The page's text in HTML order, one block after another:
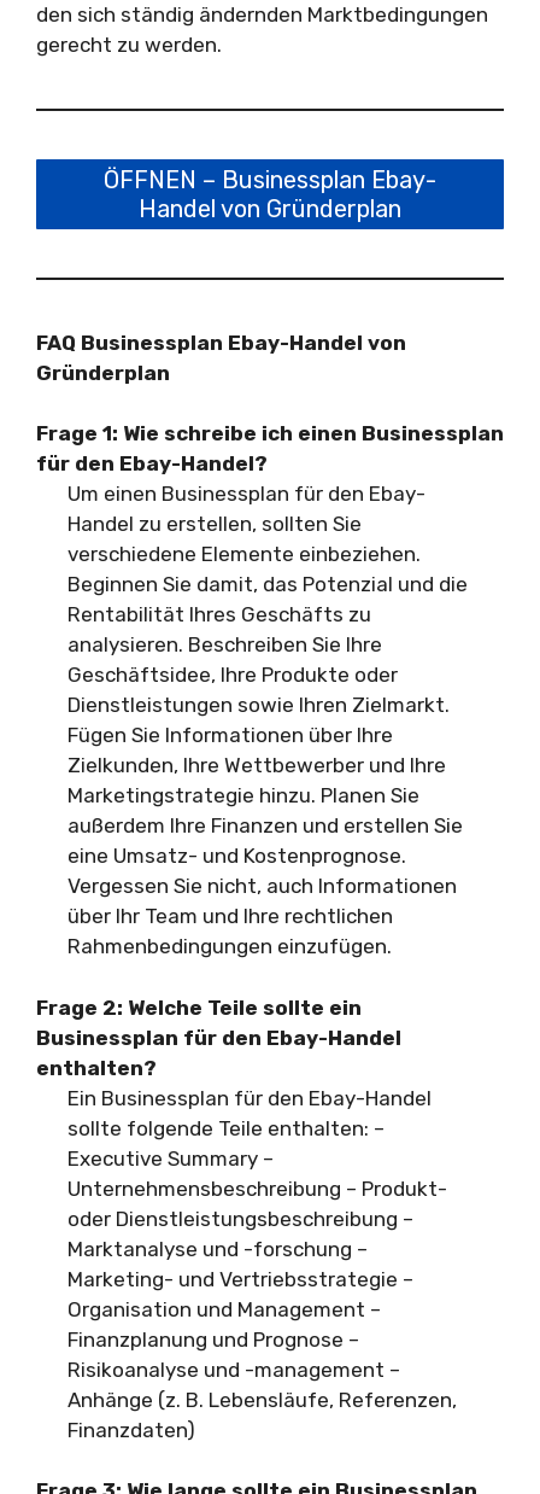
den sich ständig ändernden Marktbedingungen
gerecht zu werden.
ÖFFNEN – Businessplan Ebay-
Handel von Gründerplan
FAQ Businessplan Ebay-Handel von
Gründerplan
Frage 1: Wie schreibe ich einen Businessplan
für den Ebay-Handel?
Um einen Businessplan für den Ebay-
Handel zu erstellen, sollten Sie
verschiedene Elemente einbeziehen.
Beginnen Sie damit, das Potenzial und die
Rentabilität Ihres Geschäfts zu
analysieren. Beschreiben Sie Ihre
Geschäftsidee, Ihre Produkte oder
Dienstleistungen sowie Ihren Zielmarkt.
Fügen Sie Informationen über Ihre
Zielkunden, Ihre Wettbewerber und Ihre
Marketingstrategie hinzu. Planen Sie
außerdem Ihre Finanzen und erstellen Sie
eine Umsatz- und Kostenprognose.
Vergessen Sie nicht, auch Informationen
über Ihr Team und Ihre rechtlichen
Rahmenbedingungen einzufügen.
Frage 2: Welche Teile sollte ein
Businessplan für den Ebay-Handel
enthalten?
Ein Businessplan für den Ebay-Handel
sollte folgende Teile enthalten: –
Executive Summary –
Unternehmensbeschreibung – Produkt-
oder Dienstleistungsbeschreibung –
Marktanalyse und -forschung –
Marketing- und Vertriebsstrategie –
Organisation und Management –
Finanzplanung und Prognose –
Risikoanalyse und -management –
Anhänge (z. B. Lebensläufe, Referenzen,
Finanzdaten)